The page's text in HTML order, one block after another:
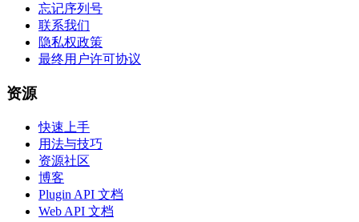
忘记序列号
联系我们
隐私权政策
最终用户许可协议
资源
快速上手
用法与技巧
资源社区
博客
Plugin API 文档
Web API 文档